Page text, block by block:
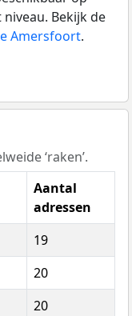
Bekijk de
Amersfoort.
‘raken’.
Aantal
adressen
19
20
20